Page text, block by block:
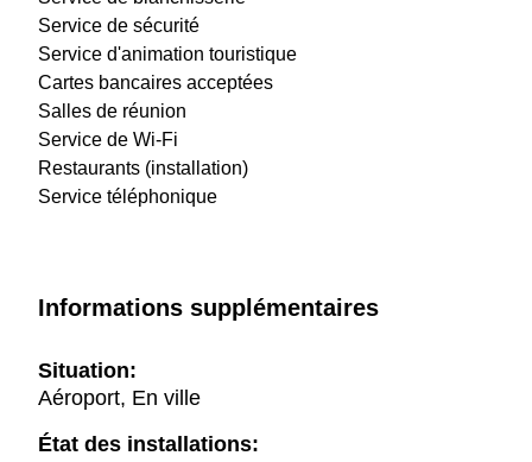
Service de sécurité
Service d'animation touristique
Cartes bancaires acceptées
Salles de réunion
Service de Wi-Fi
Restaurants (installation)
Service téléphonique
Informations supplémentaires
Situation:
Aéroport, En ville
État des installations: